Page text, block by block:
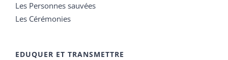
Les Personnes sauvées
Les Cérémonies
EDUQUER ET TRANSMETTRE